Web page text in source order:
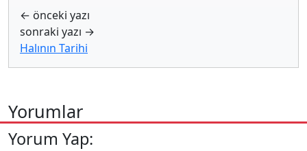
← önceki yazı
sonraki yazı →
Halının Tarihi
Yorumlar
Yorum Yap: